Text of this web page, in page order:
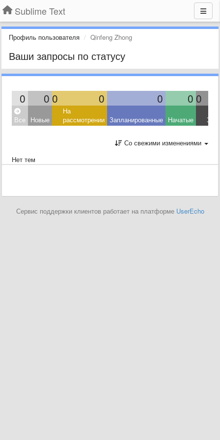
Sublime Text
Профиль пользователя Qinfeng Zhong
Ваши запросы по статусу
0 0 0 0 0 0 0
Все Новые
На
рассмотрении Запланированные Начатые
Со свежими изменениями
Нет тем
Сервис поддержки клиентов работает на платформе UserEcho